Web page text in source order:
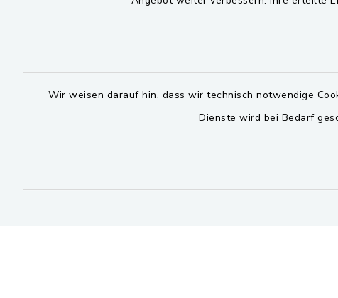
Wir weisen darauf hin, dass wir technisch notwendige
Dienste wird bei Bedarf
09435 / 309-227
08:00-12:00
Montag und
14:00-16:00
Donnerstag